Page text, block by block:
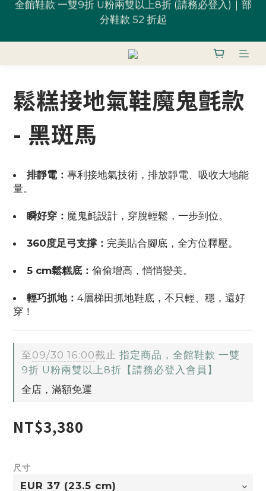
全館鞋款 一雙9折 U粉兩雙以上8折 (請務必登入)｜部
分鞋款 52 折起
台灣滿 $1,700 享免運優惠
U粉就是你！加入會員 $200 購物金馬上用~
全館鞋款 一雙9折 U粉兩雙以上8折 (請務必登入)｜部
分鞋款 52 折起
鬆糕接地氣鞋魔鬼氈款
- 黑斑馬
排靜電： 專利接地氣技術，排放靜電、吸收大地能
量。
瞬好穿： 魔鬼氈設計，穿脫輕鬆，一步到位。
360度足弓支撐： 完美貼合腳底，全方位釋壓。
5 cm鬆糕底： 偷偷增高，悄悄變美。
輕巧抓地： 4層梯田抓地鞋底，不只輕、穩，還好
穿！
至09/30 16:00截止 指定商品，全館鞋款 一雙
9折 U粉兩雙以上8折【請務必登入會員】
全店，滿額免運
NT$3,380
尺寸